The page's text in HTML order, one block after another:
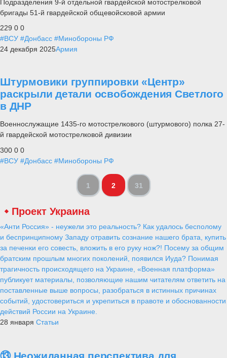
Подразделения 9-й отдельной гвардейской мотострелковой
бригады 51-й гвардейской общевойсковой армии
229 0 0
#ВСУ #Донбасс #Минобороны РФ
24 декабря 2025Армия
Штурмовики группировки «Центр»
раскрыли детали освобождения Светлого
в ДНР
Военнослужащие 1435-го мотострелкового (штурмового) полка 27-
й гвардейской мотострелковой дивизии
300 0 0
#ВСУ #Донбасс #Минобороны РФ
1 2 31
Проект Украина
«Анти Россия» - неужели это реальность? Как удалось бесполому
и беспринципному Западу отравить сознание нашего брата, купить
за печенки его совесть, вложить в его руку нож?! Посему за общим
братским прошлым многих поколений, появился Иуда? Понимая
трагичность происходящего на Украине, «Военная платформа»
публикует материалы, позволяющие нашим читателям ответить на
поставленные выше вопросы, разобраться в истинных причинах
событий, удостовериться и укрепиться в правоте и обоснованности
действий России на Украине.
28 января Статьи
⑬ Неожиданная перспектива для